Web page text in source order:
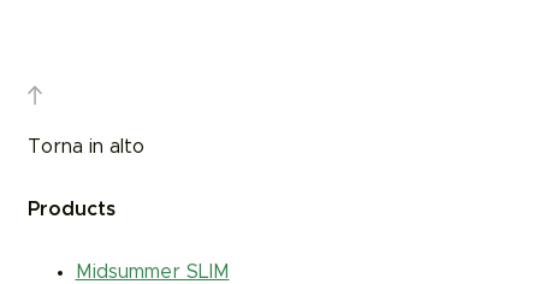
Torna in alto
Products
Midsummer SLIM